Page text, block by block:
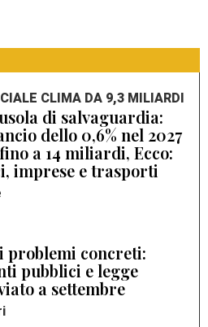
CLIMA DA 9,3 MILIARDI
di salvaguardia:
dello 0,6% nel 2027
a 14 miliardi, Ecco:
imprese e trasporti
problemi concreti:
pubblici e legge
a settembre